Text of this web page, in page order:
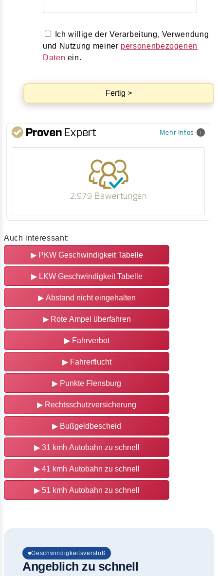
Ich willige der Verarbeitung, Verwendung
und Nutzung meiner personenbezogenen
Daten ein.
Fertig >
Mehr Infos
2.979 Bewertungen
Auch interessant:
▶PKW Geschwindigkeit Tabelle
▶LKW Geschwindigkeit Tabelle
▶Abstand nicht eingehalten
▶Rote Ampel überfahren
▶Fahrverbot
▶Fahrerflucht
▶ Punkte Flensburg
▶ Rechtsschutzversicherung
▶ Bußgeldbescheid
▶31 kmh Autobahn zu schnell
▶41 kmh Autobahn zu schnell
▶51 kmh Autobahn zu schnell
Geschwindigkeitsverstoß
Angeblich zu schnell